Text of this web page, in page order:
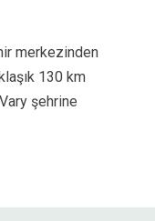
merkezinden
130 km
şehrine